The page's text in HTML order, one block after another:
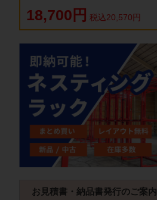
18,700円 税込20,570円
お見積書・納品書発行のご案内